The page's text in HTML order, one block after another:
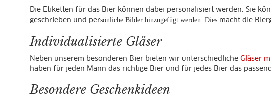
Die Etiketten für das Bier können dabei personalisiert werden. Sie
geschrieben und persönliche Bilder hinzugefügt werden. Dies macht die
Individualisierte Gläser
Neben unserem besonderen Bier bieten wir unterschiedliche Gläser
haben für jeden Mann das richtige Bier und für jedes Bier das
Besondere Geschenkideen